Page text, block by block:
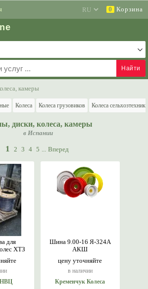
0 Корзина
камеры
Колеса Колеса грузовиков Колеса сельхозтехники
диски, колеса, камеры
в Испании
1 2 3 4 5 ... Вперед
для
ХТЗ
НВЦ
цену уточняйте
в наличии
Шина 9.00-16 Я-324А
АКШ
Кременчук Колеса